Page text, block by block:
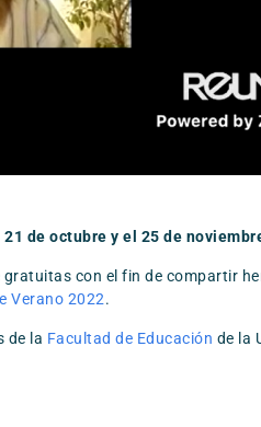
de octubre y el 25 de
con el fin de compartir
Verano 2022.
de la Facultad de Educación de la